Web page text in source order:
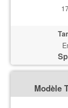
Modèle